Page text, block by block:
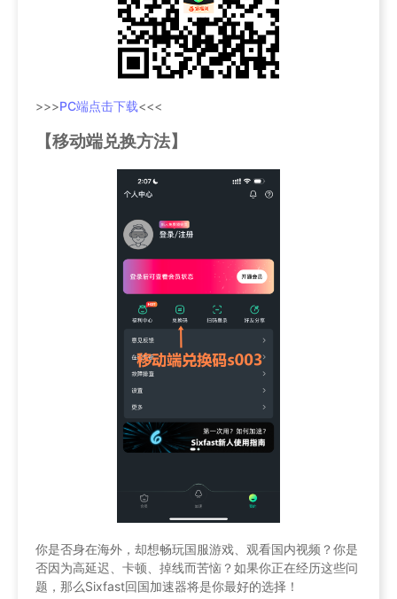
>>>PC端点击下载<<<
【移动端兑换方法】
你是否身在海外，却想畅玩国服游戏、观看国内视频？你是
否因为高延迟、卡顿、掉线而苦恼？如果你正在经历这些问
题，那么Sixfast回国加速器将是你最好的选择！